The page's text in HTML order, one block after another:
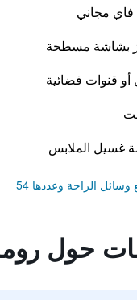
فاي مجاني
بشاشة مسطحة
أو قنوات فضائية
غسيل الملابس
الراحة وعددها 54
حول